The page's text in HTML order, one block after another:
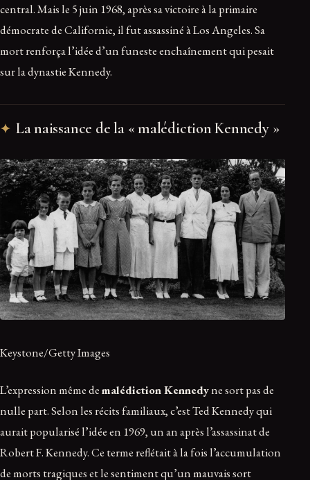
central. Mais le 5 juin 1968, après sa victoire à la primaire
démocrate de Californie, il fut assassiné à Los Angeles. Sa
mort renforça l’idée d’un funeste enchaînement qui pesait
sur la dynastie Kennedy.
La naissance de la « malédiction Kennedy »
Keystone/Getty Images
L’expression même demalédiction Kennedyne sort pas de
nulle part. Selon les récits familiaux, c’est Ted Kennedy qui
aurait popularisé l’idée en 1969, un an après l’assassinat de
Robert F. Kennedy. Ce terme reflétait à la fois l’accumulation
de morts tragiques et le sentiment qu’un mauvais sort